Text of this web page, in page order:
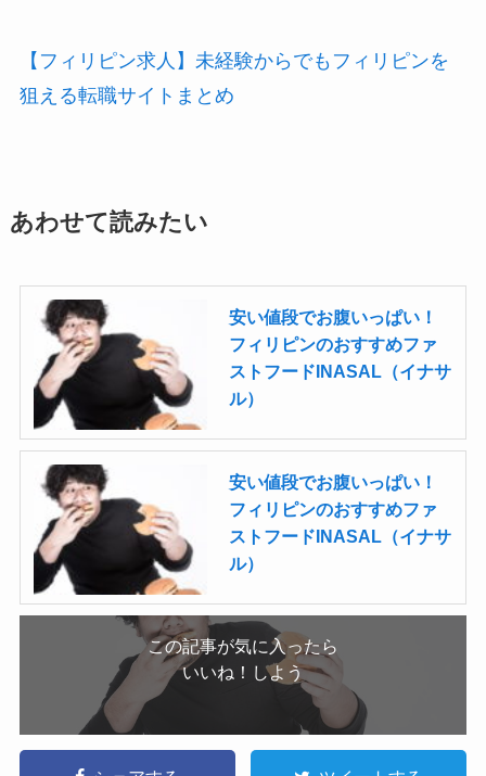
【フィリピン求人】未経験からでもフィリピンを
狙える転職サイトまとめ
あわせて読みたい
安い値段でお腹いっぱい！
フィリピンのおすすめファ
ストフードINASAL（イナサ
ル）
安い値段でお腹いっぱい！
フィリピンのおすすめファ
ストフードINASAL（イナサ
ル）
この記事が気に入ったら
いいね！しよう